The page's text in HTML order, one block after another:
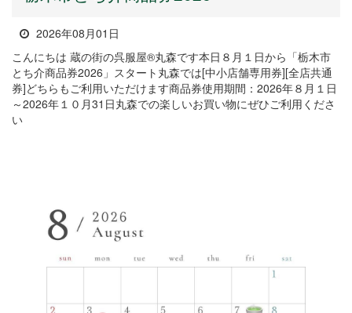
2026年08月01日
こんにちは 蔵の街の呉服屋®丸森です本日８月１日から「栃木市
とち介商品券2026」スタート丸森では[中小店舗専用券][全店共通
券]どちらもご利用いただけます商品券使用期間：2026年８月１日
～2026年１０月31日丸森での楽しいお買い物にぜひご利用くださ
い